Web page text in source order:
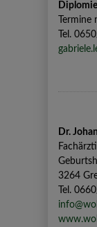
Tel.
Dr.
3264
Tel.